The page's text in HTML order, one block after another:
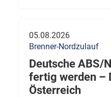
05.08.2026
Brenner-Nordzulauf
Deutsche ABS/
fertig werden –
Österreich